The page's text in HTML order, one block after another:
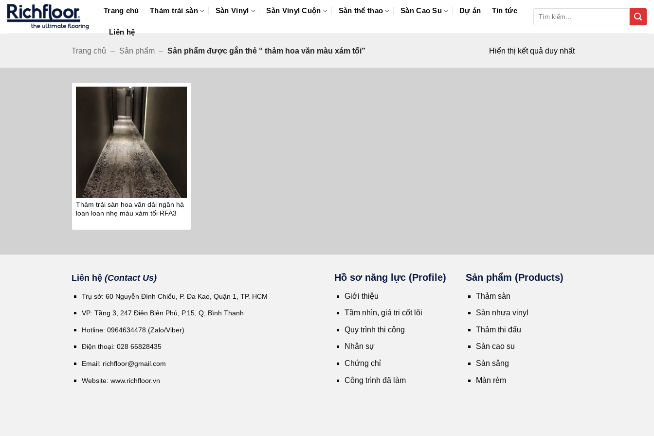
Bỏ
qua
Trang chủ Thảm trải sàn Sàn Vinyl Sàn Vinyl Cuộn Sàn thể thao Sàn Cao Su Dự án Tin tức
Liên hệ
Trang chủ – Sản phẩm – Sản phẩm được gắn thẻ “ thảm hoa văn màu xám tối” Hiển thị kết quả duy nhất
Thảm trải sàn hoa văn dải ngân hà
loan loan nhẹ màu xám tối RFA3
Liên hệ (Contact Us)
Trụ sở: 60 Nguyễn Đình Chiểu, P. Đa Kao, Quận 1, TP. HCM
VP: Tầng 3, 247 Điện Biên Phủ, P.15, Q, Bình Thạnh
Hotline: 0964634478 (Zalo/Viber)
Điện thoại: 028 66828435
Email: richfloor@gmail.com
Website: www.richfloor.vn
Hồ sơ năng lực (Profile)
Giới thiệu
Tầm nhìn, giá trị cốt lõi
Quy trình thi công
Nhân sự
Chứng chỉ
Công trình đã làm
Sản phẩm (Products)
Thảm sàn
Sàn nhựa vinyl
Thảm thi đấu
Sàn cao su
Sàn sâng
Màn rèm